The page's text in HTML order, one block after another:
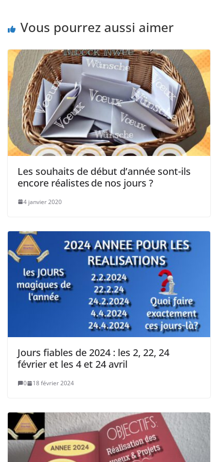
Vous pourrez aussi aimer
Les souhaits de début d’année sont-ils
encore réalistes de nos jours ?
4 janvier 2020
Jours fiables de 2024 : les 2, 22, 24
février et les 4 et 24 avril
0 18 février 2024